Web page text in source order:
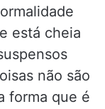
está cheia
não são
forma que é